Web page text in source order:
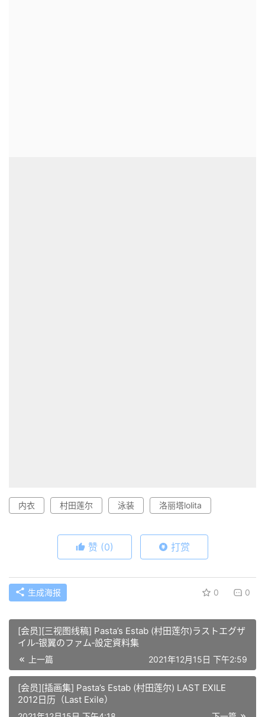
内衣 村田莲尔 泳装 洛丽塔lolita
赞 (0) 打赏
生成海报 0 0
[会员][三视图线稿] Pasta’s Estab (村田莲尔)ラストエグザ
イル‐银翼のファム‐設定資料集
上一篇 2021年12月15日 下午2:59
[会员][插画集] Pasta’s Estab (村田莲尔) LAST EXILE
2012日历（Last Exile）